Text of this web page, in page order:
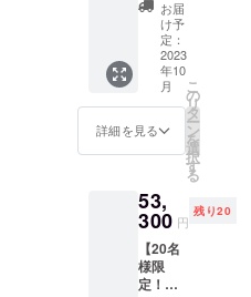
れノズ
ル×1 ク
リー
ナーノ
ズル×1
空気抜
きノズ
ル×1 日
収納
バッグ
×2 フィ
ルタ×2
バッテ
リー×2
6in2ノ
ズル×2
機ノズ
ル×2 洗
剤タン
クノズ
ル×2 エ
アダス
車セッ
「KaiTa
k」×2
一般予
定販売
価
格:51,5
00円
込） ※
送料無
料（日
本国内
限定）
内容
お届
け予
定：
2023
年10
月
詳細を見る
こ
の
リ
タ
ー
ン
を
選
択
す
る
53,
300 円
残り20
【20名
様限
定！超